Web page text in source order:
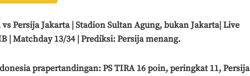
vs Persija Jakarta | Stadion Sultan Agung, bukan Jakarta| Live
| Matchday 13/34 | Prediksi: Persija menang.
prapertandingan: PS TIRA 16 poin, peringkat 11, Persija